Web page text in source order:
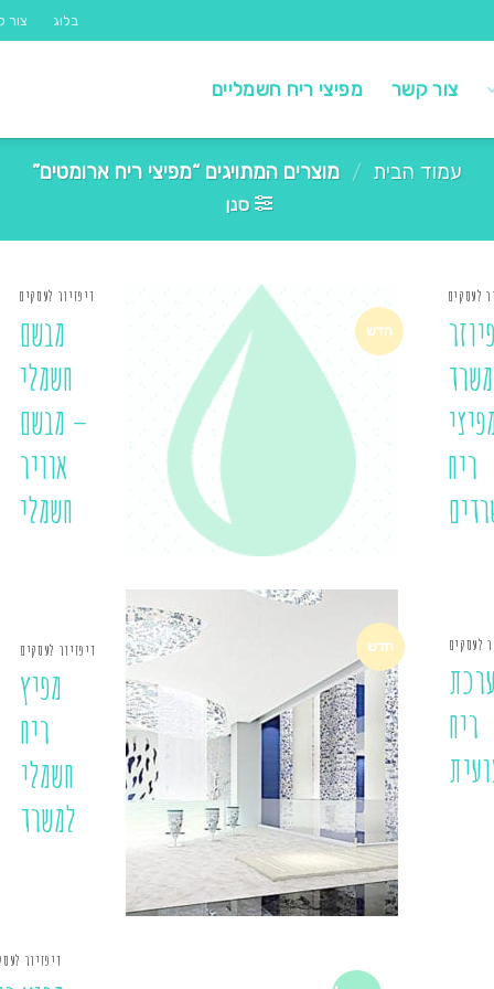
בלוג צור
צור קשר מפיצי ריח חשמליים
עמוד הבית / מוצרים המתויגים “מפיצי ריח ארומטים”
סנן
לעסקים
ריח
חדש
דיפזיור לעסקים
מבשם
חשמלי
– מבשם
אוויר
חשמלי
לעסקים
ריח
חדש דיפזיור לעסקים
מפיץ
ריח
חשמלי
למשרד
דיפזיור